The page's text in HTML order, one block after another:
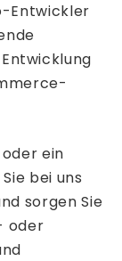
Entwickler
ein
bei uns
sorgen Sie
oder